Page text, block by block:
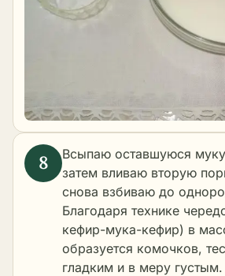
Всыпаю оставшуюся
затем вливаю вторую
снова взбиваю до
Благодаря технике
кефир-мука-кефир) в
образуется комочков,
гладким и в меру густым.